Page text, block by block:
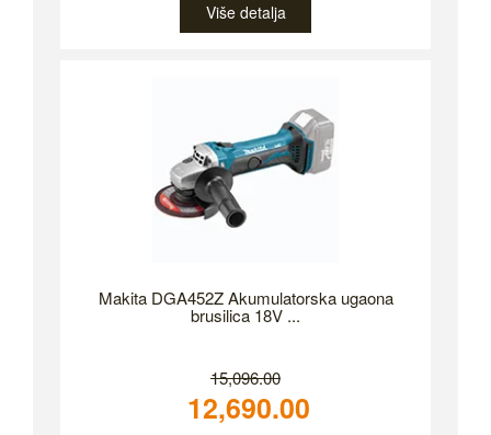
Više detalja
Makita DGA452Z Akumulatorska ugaona
brusilica 18V ...
15,096.00
12,690.00